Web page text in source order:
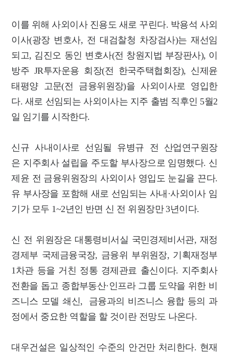
이를 위해 사외이사 진용도 새로 꾸린다. 박용석 사외
이사(광장 변호사, 전 대검찰청 차장검사)는 재선임
되고, 김진오 동인 변호사(전 창원지법 부장판사), 이
방주 JR투자운용 회장(전 한국주택협회장), 신제윤
태평양 고문(전 금융위원장)을 사외이사로 영입한
다. 새로 선임되는 사외이사는 지주 출범 직후인 5월2
일 임기를 시작한다.
신규 사내이사로 선임될 유병규 전 산업연구원장
은 지주회사 설립을 주도할 부사장으로 임명했다. 신
제윤 전 금융위원장의 사외이사 영입도 눈길을 끈다.
유 부사장을 포함해 새로 선임되는 사내·사외이사 임
기가 모두 1~2년인 반면 신 전 위원장만 3년이다.
신 전 위원장은 대통령비서실 국민경제비서관, 재정
경제부 국제금융국장, 금융위 부위원장, 기획재정부
1차관 등을 거친 정통 경제관료 출신이다. 지주회사
전환을 돕고 종합부동산·인프라 그룹 도약을 위한 비
즈니스 모델 쇄신, 금융과의 비즈니스 융합 등의 과
정에서 중요한 역할을 할 것이란 전망도 나온다.
대우건설은 일상적인 수준의 안건만 처리한다. 현재